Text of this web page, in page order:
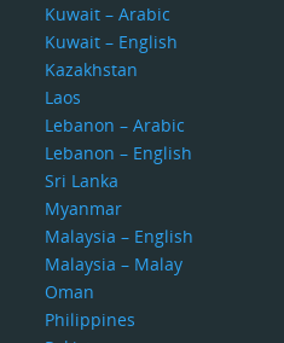
Kuwait – Arabic
Kuwait – English
Kazakhstan
Laos
Lebanon – Arabic
Lebanon – English
Sri Lanka
Myanmar
Malaysia – English
Malaysia – Malay
Oman
Philippines